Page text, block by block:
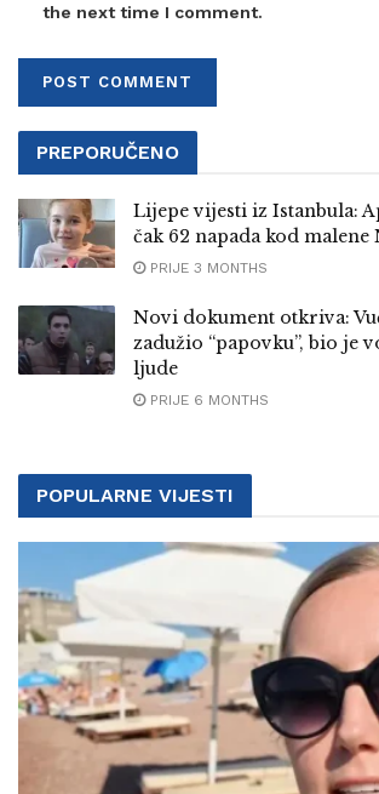
the next time I comment.
PREPORUČENO
Lijepe vijesti iz Istanbula:
čak 62 napada kod malene
PRIJE 3 MONTHS
Novi dokument otkriva:
zadužio “papovku”, bio je
ljude
PRIJE 6 MONTHS
POPULARNE VIJESTI